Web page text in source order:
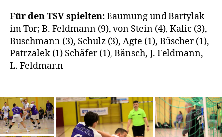
Für den TSV spielten:Baumung und Bartylak
im Tor; B. Feldmann (9), von Stein (4), Kalic (3),
Buschmann (3), Schulz (3), Agte (1), Büscher (1),
Patrzalek (1) Schäfer (1), Bänsch, J. Feldmann,
L. Feldmann